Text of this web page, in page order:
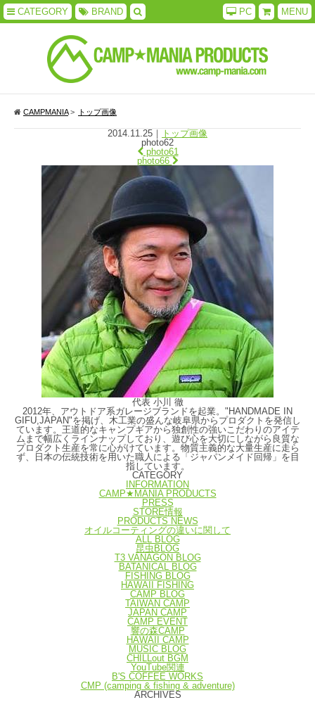
CATEGORY BRAND MENU
PC
CAMPMANIA> トップ画像
2014.11.25 ｜
トップ画像
photo62
photo61
photo66
代表 小川 徹
2012年、アウトドア系ガレージブランドを起業。"HANDMADE IN
GIFU,JAPAN"を掲げ、木工業の盛んな岐阜県からプロダクトを発信し
ています。王道的なキャンプギアから独創性の強いこだわりのアイテ
ムまで幅広くラインナップしており、遊び心を大切にしながら良質な
プロダクト生産を常に心がけています。物質主義的な大量生産に走ら
ず、日本の伝統技術を用いた職人による「ジャパンメイド回帰」を目
指しています。
CATEGORY
INFORMATION
CAMP★MANIA PRODUCTS
PRESS
STORE情報
PRODUCTS NEWS
オイルコーティングの違いに関して
ALL BLOG
昆虫BLOG
T3 VANAGON BLOG
BATANICAL BLOG
FISHING BLOG
HAWAII FISHING
CAMP BLOG
TAIWAN CAMP
JAPAN CAMP
CAMP EVENT
響の森CAMP
HAWAII CAMP
MUSIC BLOG
CHILLout BGM
YouTube関連
B'S COFFEE WORKS
CMP (camping & fishing & adventure)
ARCHIVES